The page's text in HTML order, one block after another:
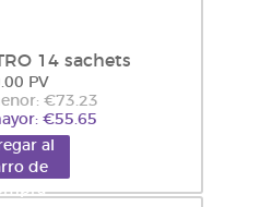
14 sachets
PV
€73.23
€55.65
al
de